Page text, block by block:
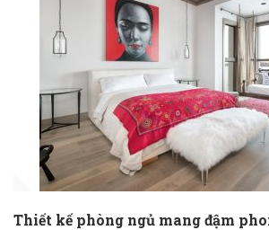
Thiết kế phòng ngủ mang đậm